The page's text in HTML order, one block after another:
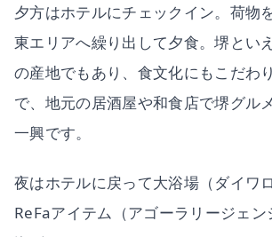
夕方はホテルにチェックイン。荷物
東エリアへ繰り出して夕食。堺とい
の産地でもあり、食文化にもこだわ
で、地元の居酒屋や和食店で堺グル
一興です。
夜はホテルに戻って大浴場（ダイワ
ReFaアイテム（アゴーラリージェ